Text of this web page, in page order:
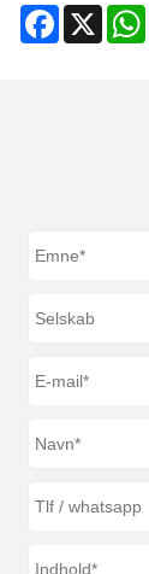
Facebook
X